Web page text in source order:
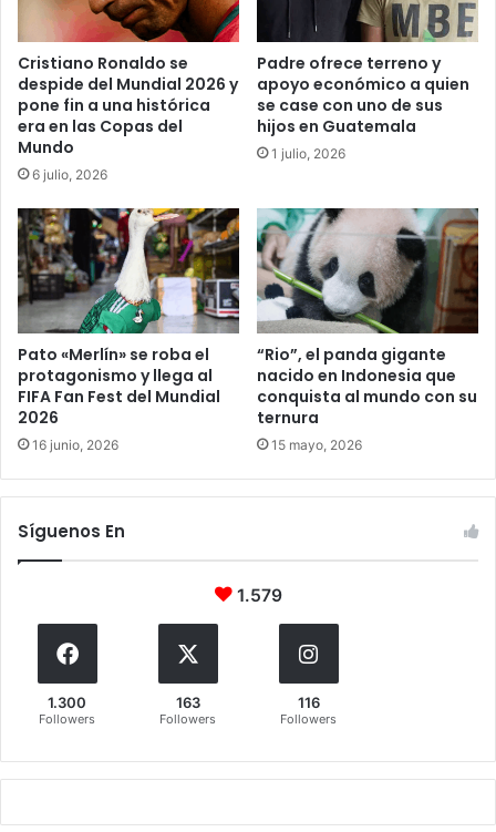
Cristiano Ronaldo se
despide del Mundial 2026 y
pone fin a una histórica
era en las Copas del
Mundo
6 julio, 2026
Padre ofrece terreno y
apoyo económico a quien
se case con uno de sus
hijos en Guatemala
1 julio, 2026
Pato «Merlín» se roba el
protagonismo y llega al
FIFA Fan Fest del Mundial
2026
16 junio, 2026
“Rio”, el panda gigante
nacido en Indonesia que
conquista al mundo con su
ternura
15 mayo, 2026
Síguenos En
1.579
1.300
Followers
163
Followers
116
Followers